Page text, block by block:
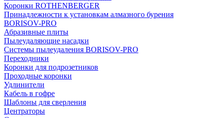
Коронки ROTHENBERGER
Принадлежности к установкам алмазного бурения
BORISOV-PRO
Абразивные плиты
Пылеудаляющие насадки
Системы пылеудаления BORISOV-PRO
Переходники
Коронки для подрозетников
Проходные коронки
Удлинители
Кабель в гофре
Шаблоны для сверления
Центраторы